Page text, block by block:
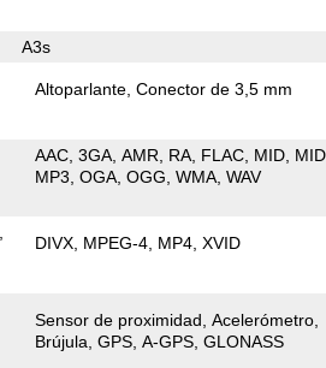
A3s
Altoparlante Conector de 3,5 mm
AAC 3GA AMR RA FLAC MID
MP3 OGA OGG WMA WAV
DIVX MPEG-4 MP4 XVID
Sensor de proximidad Acelerómetro
Brújula GPS A-GPS GLONASS